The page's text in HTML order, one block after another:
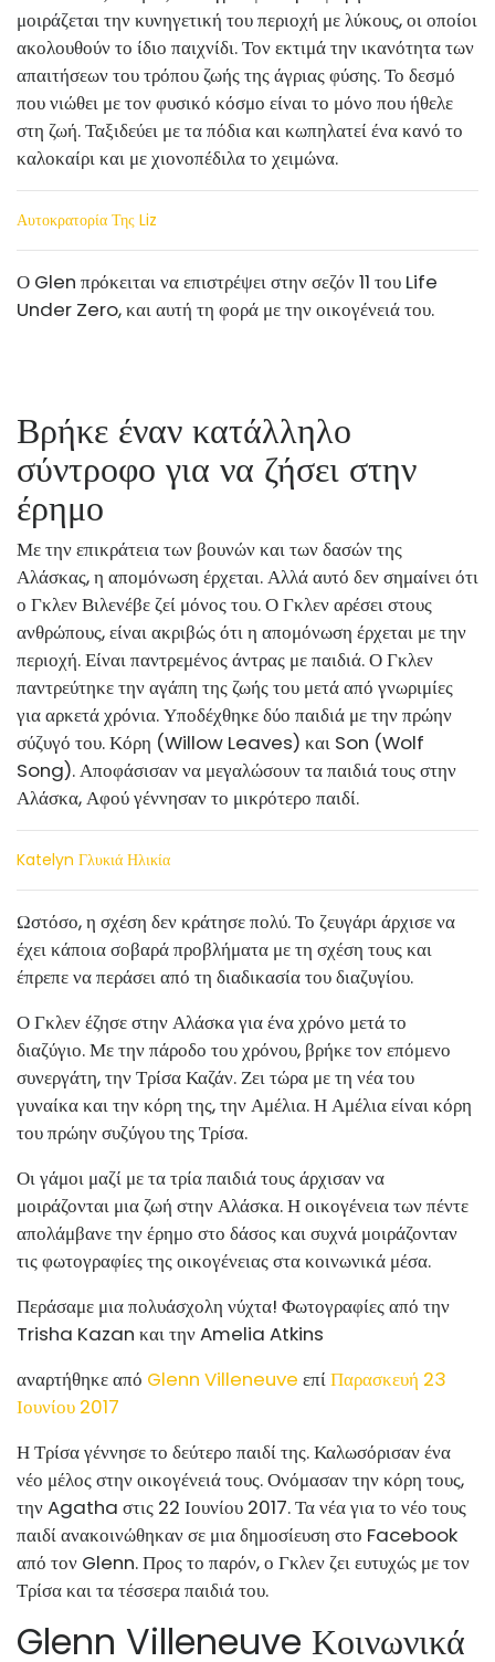
μοιράζεται την κυνηγετική του περιοχή με λύκους, οι οποίοι
ακολουθούν το ίδιο παιχνίδι. Τον εκτιμά την ικανότητα των
απαιτήσεων του τρόπου ζωής της άγριας φύσης. Το δεσμό
που νιώθει με τον φυσικό κόσμο είναι το μόνο που ήθελε
στη ζωή. Ταξιδεύει με τα πόδια και κωπηλατεί ένα κανό το
καλοκαίρι και με χιονοπέδιλα το χειμώνα.
Αυτοκρατορία Της Liz
Ο Glen πρόκειται να επιστρέψει στην σεζόν 11 του Life
Under Zero, και αυτή τη φορά με την οικογένειά του.
Βρήκε έναν κατάλληλο
σύντροφο για να ζήσει στην
έρημο
Με την επικράτεια των βουνών και των δασών της
Αλάσκας, η απομόνωση έρχεται. Αλλά αυτό δεν σημαίνει ότι
ο Γκλεν Βιλενέβε ζεί μόνος του. Ο Γκλεν αρέσει στους
ανθρώπους, είναι ακριβώς ότι η απομόνωση έρχεται με την
περιοχή. Είναι παντρεμένος άντρας με παιδιά. Ο Γκλεν
παντρεύτηκε την αγάπη της ζωής του μετά από γνωριμίες
για αρκετά χρόνια. Υποδέχθηκε δύο παιδιά με την πρώην
σύζυγό του. Κόρη (Willow Leaves) και Son (Wolf
Song). Αποφάσισαν να μεγαλώσουν τα παιδιά τους στην
Αλάσκα, Αφού γέννησαν το μικρότερο παιδί.
Katelyn Γλυκιά Ηλικία
Ωστόσο, η σχέση δεν κράτησε πολύ. Το ζευγάρι άρχισε να
έχει κάποια σοβαρά προβλήματα με τη σχέση τους και
έπρεπε να περάσει από τη διαδικασία του διαζυγίου.
Ο Γκλεν έζησε στην Αλάσκα για ένα χρόνο μετά το
διαζύγιο. Με την πάροδο του χρόνου, βρήκε τον επόμενο
συνεργάτη, την Τρίσα Καζάν. Ζει τώρα με τη νέα του
γυναίκα και την κόρη της, την Αμέλια. Η Αμέλια είναι κόρη
του πρώην συζύγου της Τρίσα.
Οι γάμοι μαζί με τα τρία παιδιά τους άρχισαν να
μοιράζονται μια ζωή στην Αλάσκα. Η οικογένεια των πέντε
απολάμβανε την έρημο στο δάσος και συχνά μοιράζονταν
τις φωτογραφίες της οικογένειας στα κοινωνικά μέσα.
Περάσαμε μια πολυάσχολη νύχτα! Φωτογραφίες από την
Trisha Kazan και την Amelia Atkins
αναρτήθηκε από Glenn Villeneuve επίΠαρασκευή 23
Ιουνίου 2017
Η Τρίσα γέννησε το δεύτερο παιδί της. Καλωσόρισαν ένα
νέο μέλος στην οικογένειά τους. Ονόμασαν την κόρη τους,
την Agatha στις 22 Ιουνίου 2017. Τα νέα για το νέο τους
παιδί ανακοινώθηκαν σε μια δημοσίευση στο Facebook
από τον Glenn. Προς το παρόν, ο Γκλεν ζει ευτυχώς με τον
Τρίσα και τα τέσσερα παιδιά του.
Glenn Villeneuve Κοινωνικά